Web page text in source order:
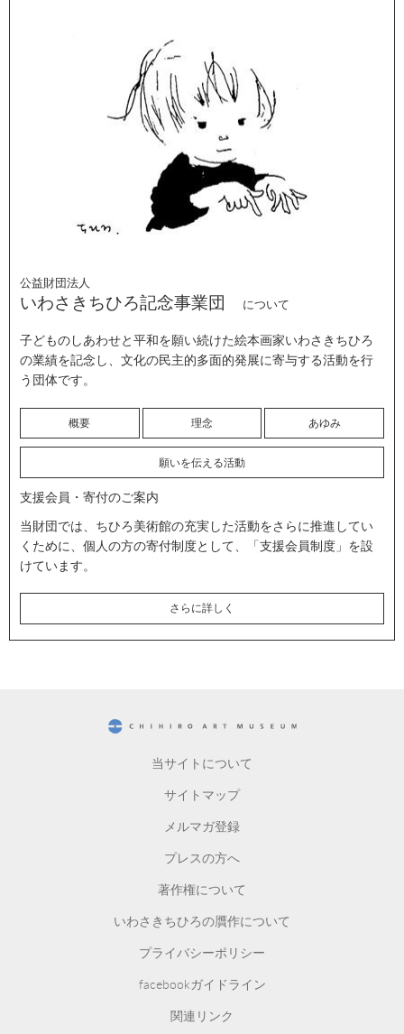
公益財団法人
いわさきちひろ記念事業団 について
子どものしあわせと平和を願い続けた絵本画家いわさきちひろ
の業績を記念し、文化の民主的多面的発展に寄与する活動を行
う団体です。
概要 理念 あゆみ
願いを伝える活動
支援会員・寄付のご案内
当財団では、ちひろ美術館の充実した活動をさらに推進してい
くために、個人の方の寄付制度として、「支援会員制度」を設
けています。
さらに詳しく
当サイトについて
サイトマップ
メルマガ登録
プレスの方へ
著作権について
いわさきちひろの贋作について
プライバシーポリシー
facebookガイドライン
関連リンク